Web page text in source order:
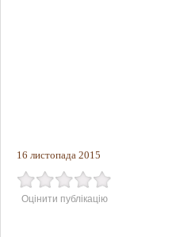
16 листопада 2015
Оцінити публікацію